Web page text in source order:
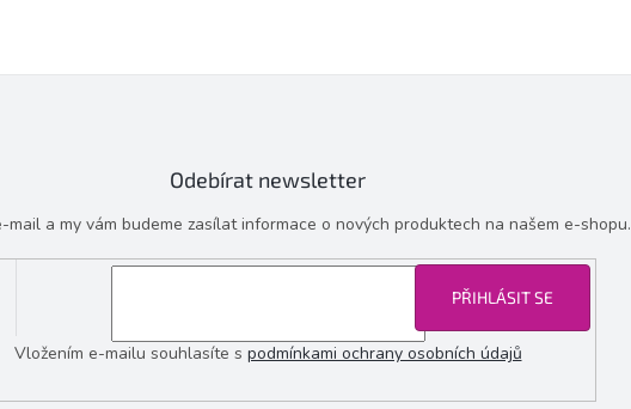
Odebírat newsletter
mail a my vám budeme zasílat informace o nových produktech na našem e-shopu.
Vložením e-mailu souhlasíte s podmínkami ochrany osobních údajů
PŘIHLÁSIT SE